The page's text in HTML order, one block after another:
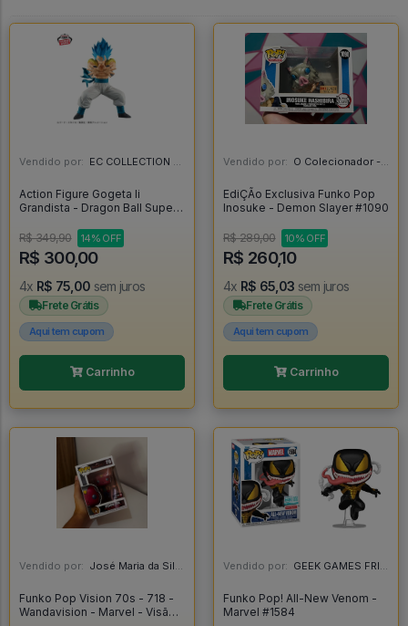
Vendido por: EC COLLECTION - SP
Action Figure Gogeta Ii
Grandista - Dragon Ball Super -
R$ 349,90
14% OFF
R$ 300,00
4x R$ 75,00 sem juros
Frete Grátis
Aqui tem cupom
Carrinho
Vendido por: O Colecionador - SP
EdiÇÃo Exclusiva Funko Pop
Inosuke - Demon Slayer #1090
R$ 289,00 10% OFF
R$ 260,10
4x R$ 65,03 sem juros
Frete Grátis
Aqui tem cupom
Carrinho
Vendido por: José Maria da Silva Junior - AL
Funko Pop Vision 70s - 718 -
Wandavision - Marvel - Visão -
Vendido por: GEEK GAMES FRIEND - RJ
Funko Pop! All-New Venom -
Marvel #1584